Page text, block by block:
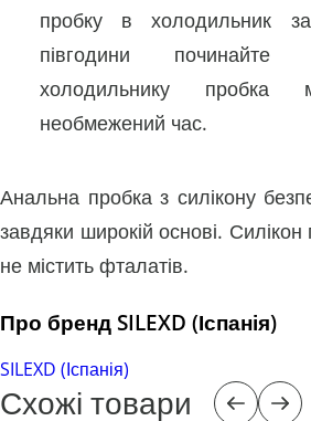
пробку в холодильник
півгодини
холодильнику пробка
необмежений час.
Анальна пробка з силікону
завдяки широкій основі.
не містить фталатів.
Про бренд SILEXD (Іспанія)
SILEXD (Іспанія)
Схожі товари